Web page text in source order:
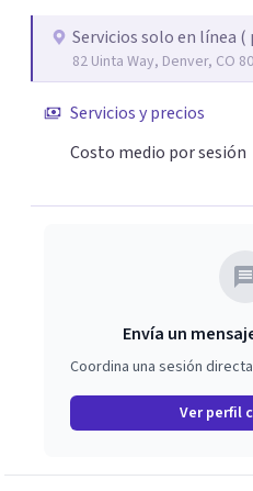
Servicios
82 Uinta Way, Denver, CO
Servicios y precios
Costo medio por sesión
Envía un
Coordina una sesión
Ver perfil